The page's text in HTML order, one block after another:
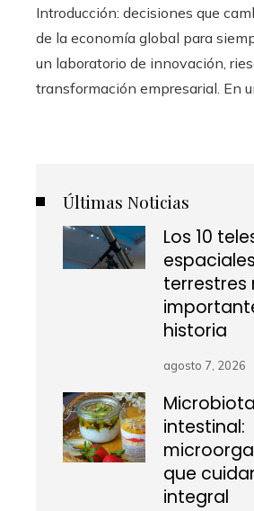
Introducción: decisiones que
de la economía global para
un laboratorio de innovación,
transformación empresarial. En
Últimas Noticias
Los 10
terrestres
historia
agosto 7, 2026
Microbiota
intestinal:
que
integral